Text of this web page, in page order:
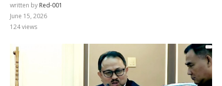
written by Red-001
June 15, 2026
124views